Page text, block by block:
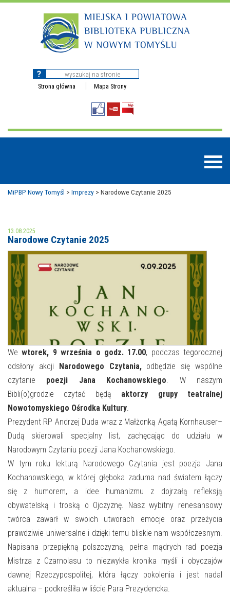
Strona główna Mapa Strony
MOJE KONTO
AKTUALNOŚCI
NAJBLIŻSZE WYDARZENIA
WYDARZENIA BIEŻĄCE
WYDARZYŁO SIĘ
NASZA OFERTA
STREFA WIEDZY O REGIONIE
STREFA KOLORU
FORMY STAŁE
NASZE FILIE
POLECANE STRONY
WYDARZENIA KULTURALNE
FOTO
E-INFORMATOR
MiPBP Nowy Tomyśl > Imprezy > Narodowe Czytanie 2025
13.08.2025
Narodowe Czytanie 2025
We wtorek, 9 września o godz. 17.00, podczas tegorocznej
odsłony akcji Narodowego Czytania,odbędzie się wspólne
czytanie poezji Jana Kochanowskiego. W naszym
Bibli(o)grodzie czytać będą aktorzy grupy teatralnej
Nowotomyskiego Ośrodka Kultury.
Prezydent RP Andrzej Duda wraz z Małżonką Agatą Kornhauser–
Dudą skierowali specjalny list, zachęcając do udziału w
Narodowym Czytaniu poezji Jana Kochanowskiego.
W tym roku lekturą Narodowego Czytania jest poezja Jana
Kochanowskiego, w której głęboka zaduma nad światem łączy
się z humorem, a idee humanizmu z dojrzałą refleksją
obywatelską i troską o Ojczyznę. Nasz wybitny renesansowy
twórca zawarł w swoich utworach emocje oraz przeżycia
prawdziwie uniwersalne i dzięki temu bliskie nam współczesnym.
Napisana przepiękną polszczyzną, pełna mądrych rad poezja
Mistrza z Czarnolasu to niezwykła kronika myśli i obyczajów
dawnej Rzeczypospolitej, która łączy pokolenia i jest nadal
aktualna – podkreśliła w liście Para Prezydencka.